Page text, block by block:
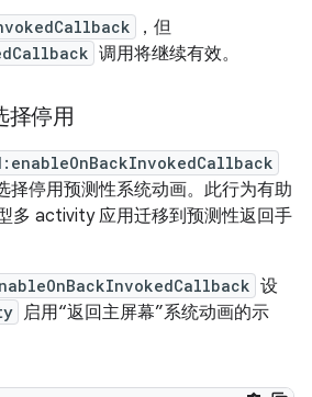
，但
调用将继续有效。
停用
择停用预测性系统动画。此行为有助
多 activity 应用迁移到预测性返回手
设
启用“返回主屏幕”系统动画的示